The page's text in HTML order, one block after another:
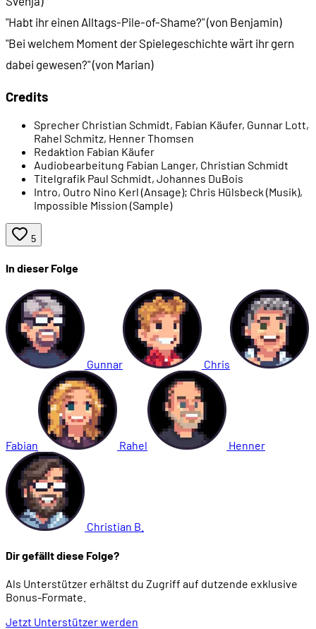
"Habt ihr einen Alltags-Pile-of-Shame?" (von Benjamin)
"Bei welchem Moment der Spielegeschichte wärt ihr gern
dabei gewesen?" (von Marian)
Credits
Sprecher Christian Schmidt, Fabian Käufer, Gunnar Lott,
Rahel Schmitz, Henner Thomsen
Redaktion Fabian Käufer
Audiobearbeitung Fabian Langer, Christian Schmidt
Titelgrafik Paul Schmidt, Johannes DuBois
Intro, Outro Nino Kerl (Ansage); Chris Hülsbeck (Musik),
Impossible Mission (Sample)
5
In dieser Folge
Gunnar Chris
Fabian Rahel Henner
Christian B.
Dir gefällt diese Folge?
Als Unterstützer erhältst du Zugriff auf dutzende exklusive
Bonus-Formate.
Jetzt Unterstützer werden